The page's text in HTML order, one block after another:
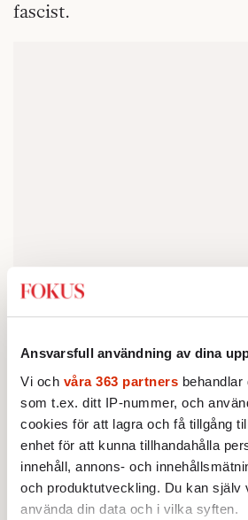
Ansvarsfull användning av dina
Vi och våra 363 partners behandlar
som t.ex. ditt IP-nummer, och
cookies för att lagra och få tillgång
enhet för att kunna tillhandahålla
innehåll, annons- och
och produktutveckling. Du kan själv
använda din data och i vilka syften.
fascist.